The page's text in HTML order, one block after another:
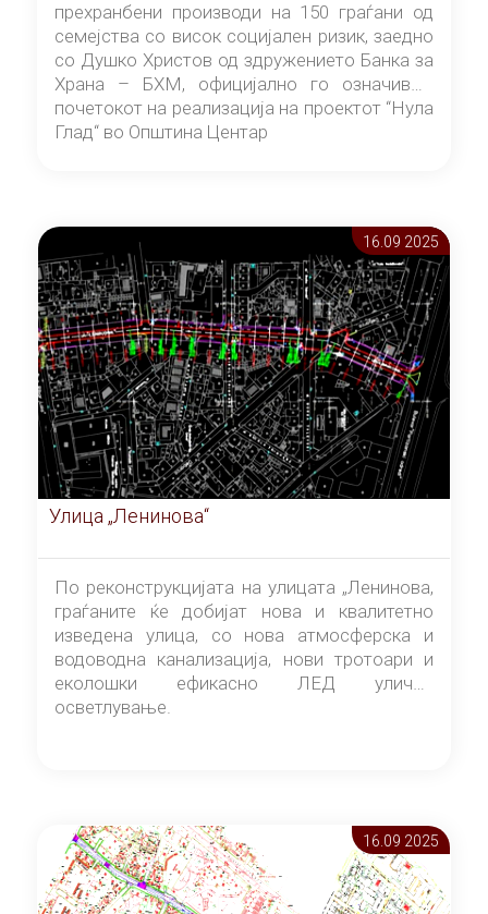
прехранбени производи на 150 граѓани од
семејства со висок социјален ризик, заедно
со Душко Христов од здружението Банка за
Храна – БХМ, официјално го означивме
почетокот на реализација на проектот “Нула
Глад“ во Општина Центар
16.09 2025
Улица „Ленинова“
По реконструкцијата на улицата „Ленинова,
граѓаните ќе добијат нова и квалитетно
изведена улица, со нова атмосферска и
водоводна канализација, нови тротоари и
еколошки ефикасно ЛЕД улично
осветлување.
16.09 2025